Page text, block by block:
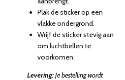
Plak de sticker op een
vlakke ondergrond.
Wrijf de sticker stevig aan
om luchtbellen te
voorkomen.
Levering:Je bestelling wordt